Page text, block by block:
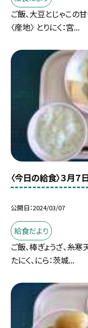
ご飯、大豆とじゃこの
〈産地〉 とりにく：宮...
〈今日の給食〉３月７日
公開日 2024/03/07
給食だより
ご飯、棒ぎょうざ、糸寒
たにく、にら：茨城...